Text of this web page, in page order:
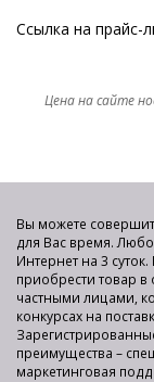
Ссылка на прайс-
Цена на сайте
Вы можете
для Вас время.
Интернет на 3
приобрести товар в
частными лицами,
конкурсах на
преимущества –
маркетинговая